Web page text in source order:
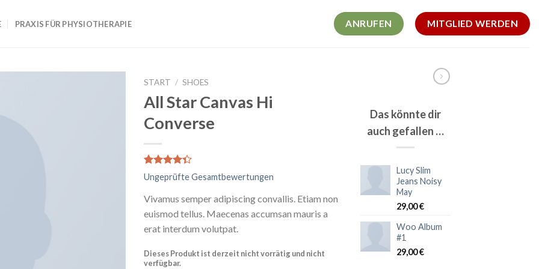
PRAXIS FÜR PHYSIOTHERAPIE ANRUFEN MITGLIED WERDEN
START / SHOES
All Star Canvas Hi
Converse
Bewertet
mit4.33
basierend
auf
3
Ungeprüfte Gesamtbewertungen
Vivamus semper adipiscing convallis. Etiam non
euismod tellus. Maecenas accumsan mauris a
erat interdum volutpat.
Dieses Produkt ist derzeit nicht vorrätig und nicht
verfügbar.
Das könnte dir
auch gefallen …
Lucy Slim
Jeans Noisy
May
29,00€
Woo Album
#1
29,00€